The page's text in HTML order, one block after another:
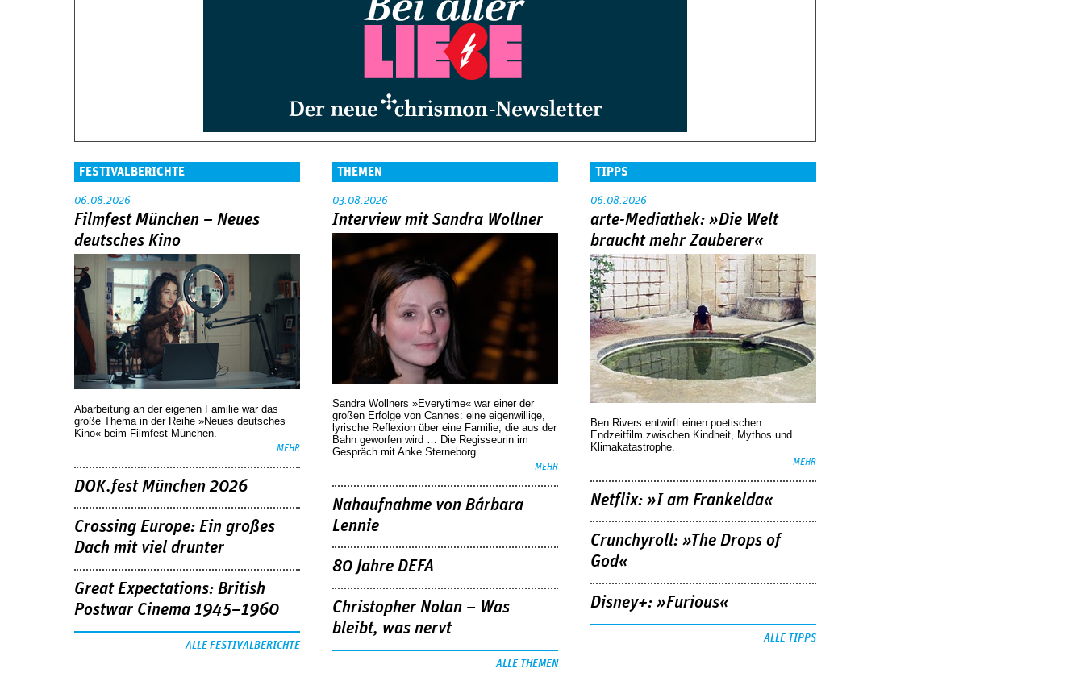
FESTIVALBERICHTE
06.08.2026
Filmfest München – Neues
deutsches Kino
Abarbeitung an der eigenen Familie war das
große Thema in der Reihe »Neues deutsches
Kino« beim Filmfest München.
MEHR
DOK.fest München 2026
Crossing Europe: Ein großes
Dach mit viel drunter
Great Expectations: British
Postwar Cinema 1945–1960
ALLE FESTIVALBERICHTE
THEMEN
03.08.2026
Interview mit Sandra Wollner
Sandra Wollners »Everytime« war einer der
großen Erfolge von Cannes: eine eigenwillige,
lyrische Reflexion über eine ­Familie, die aus der
Bahn geworfen wird … Die Regisseurin im
Gespräch mit Anke Sterneborg.
MEHR
Nahaufnahme von Bárbara
Lennie
80 Jahre DEFA
Christopher Nolan – Was
bleibt, was nervt
ALLE THEMEN
TIPPS
06.08.2026
arte-Mediathek: »Die Welt
braucht mehr Zauberer«
Ben Rivers entwirft einen poetischen
Endzeitfilm zwischen Kindheit, Mythos und
Klimakatastrophe.
MEHR
Netflix: »I am Frankelda«
Crunchyroll: »The Drops of
God«
Disney+: »Furious«
ALLE TIPPS